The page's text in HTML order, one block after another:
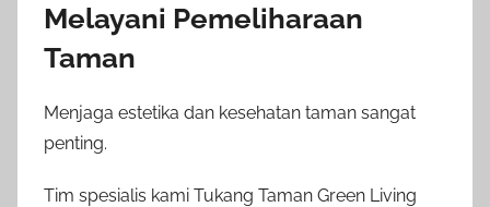
Melayani Pemeliharaan
Taman
Menjaga estetika dan kesehatan taman sangat
penting.
Tim spesialis kami Tukang Taman Green Living